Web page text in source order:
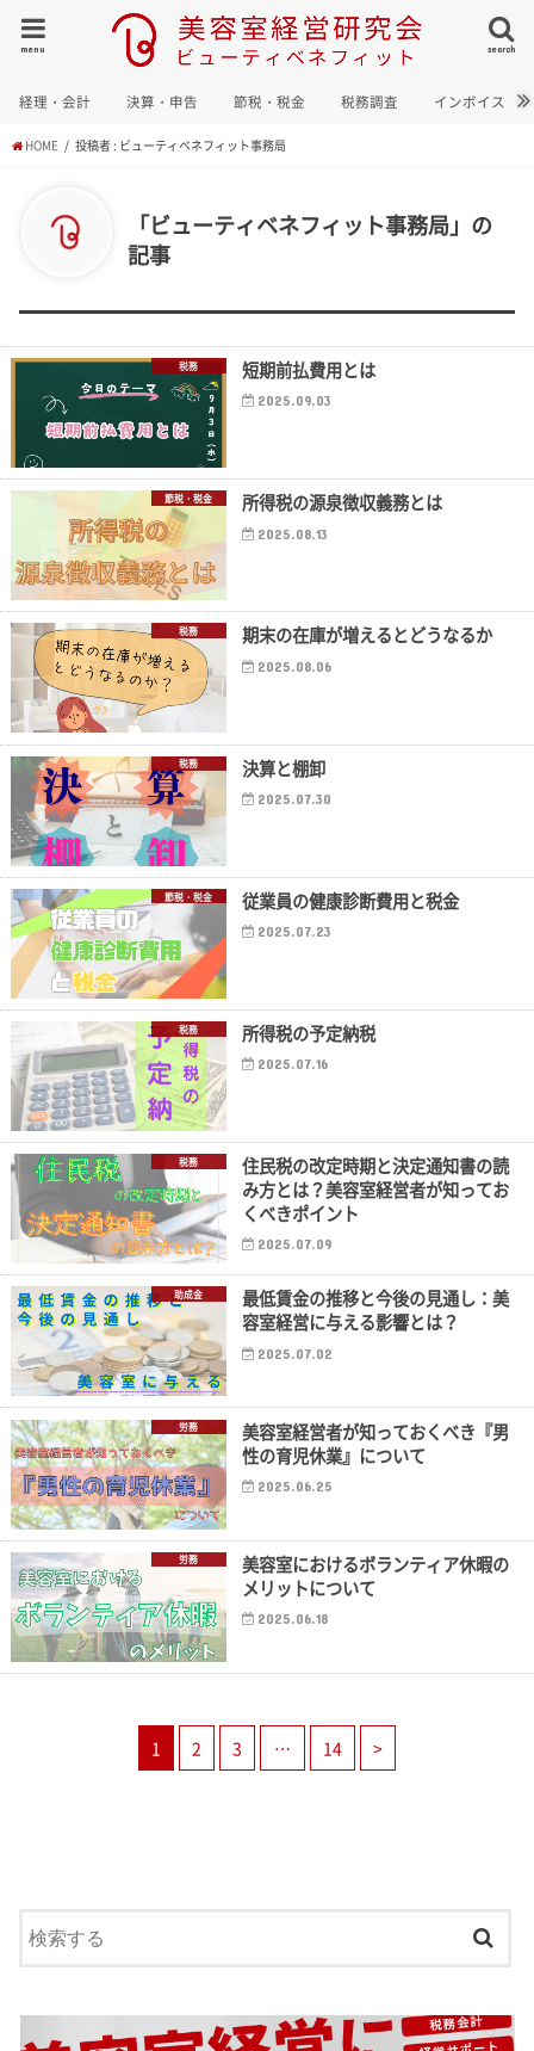
search
menu
経理・会計 決算・申告 節税・税金 税務調査 インボイス
HOME 投稿者 : ビューティベネフィット事務局
「ビューティベネフィット事務局」の
記事
税務 短期前払費用とは
2025.09.03
節税・税金 所得税の源泉徴収義務とは
2025.08.13
税務 期末の在庫が増えるとどうなるか
2025.08.06
税務 決算と棚卸
2025.07.30
節税・税金 従業員の健康診断費用と税金
2025.07.23
税務 所得税の予定納税
2025.07.16
税務
住民税の改定時期と決定通知書の読
み方とは？美容室経営者が知ってお
くべきポイント
2025.07.09
助成金
最低賃金の推移と今後の見通し：美
容室経営に与える影響とは？
2025.07.02
労務
美容室経営者が知っておくべき『男
性の育児休業』について
2025.06.25
労務
美容室におけるボランティア休暇の
メリットについて
2025.06.18
1 2 3 … 14 >